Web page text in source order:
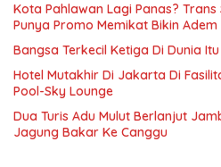
Kota Pahlawan Lagi Panas?
Punya Promo Memikat Bikin Adem
Bangsa Terkecil Ketiga Di Dunia
Hotel Mutakhir Di Jakarta Di
Pool-Sky Lounge
Dua Turis Adu Mulut Berlanjut
Jagung Bakar Ke Canggu